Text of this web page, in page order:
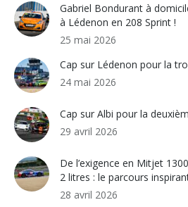
Gabriel Bondurant à
à Lédenon en 208 Sprint !
25 mai 2026
Cap sur Lédenon pour la
24 mai 2026
Cap sur Albi pour la
29 avril 2026
De l’exigence en Mitjet
2 litres : le parcours
28 avril 2026